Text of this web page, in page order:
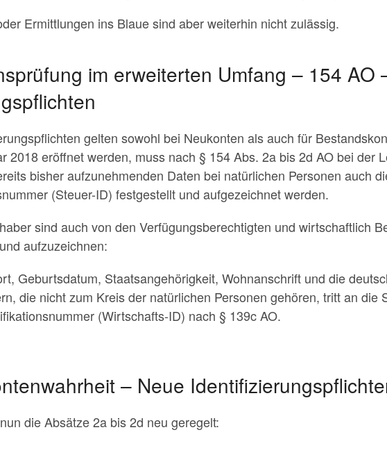
Ermittlungen ins Blaue sind aber weiterhin nicht zulässig.
im erweiterten Umfang – 154 AO
gelten sowohl bei Neukonten als auch für
2018 eröffnet werden, muss nach § 154 Abs. 2a bis 2d AO bei der
bisher aufzunehmenden Daten bei natürlichen Personen auch
(Steuer-ID) festgestellt und aufgezeichnet werden.
sind auch von den Verfügungsberechtigten und wirtschaftlich
aufzuzeichnen:
Geburtsdatum, Staatsangehörigkeit, Wohnanschrift und die
die nicht zum Kreis der natürlichen Personen gehören, tritt an die
(Wirtschafts-ID) nach § 139c AO.
– Neue
die Absätze 2a bis 2d neu geregelt: